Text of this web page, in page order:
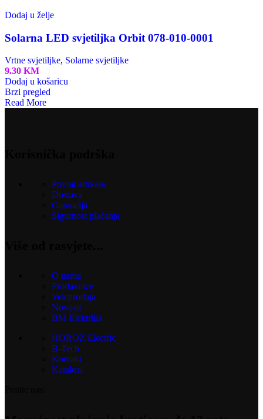
Dodaj u želje
Solarna LED svjetiljka Orbit 078-010-0001
Vrtne svjetiljke, Solarne svjetiljke
9.30 KM
Dodaj u košaricu
Brzi pregled
Read More
Povrat artikala
Dostava
Garancija
Sigurnost plaćanja
O nama
Prodavnice
Veleprodaja
Novosti
BM Elektrika
HOROZ Electric
B-Tech
Kontakt
Katalozi